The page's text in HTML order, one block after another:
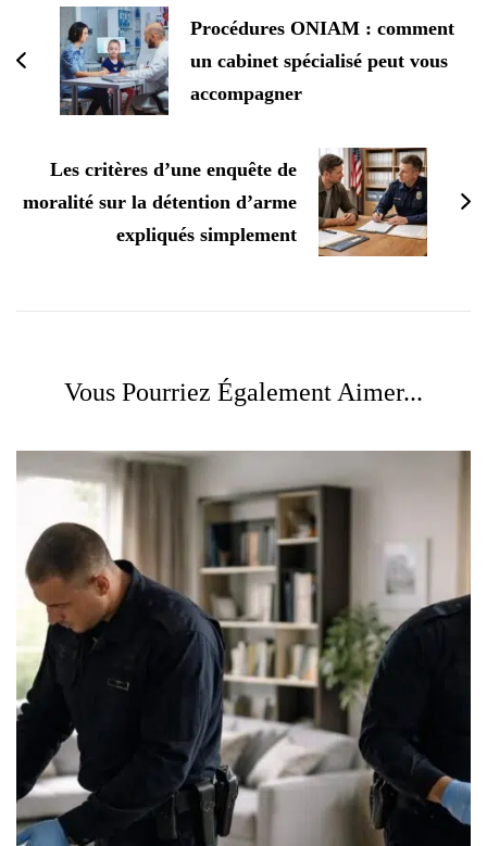
Procédures ONIAM : comment
un cabinet spécialisé peut vous
accompagner
Les critères d’une enquête de
moralité sur la détention d’arme
expliqués simplement
Vous Pourriez Également Aimer...